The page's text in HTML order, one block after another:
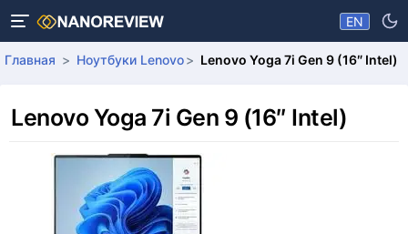
EN
Главная Ноутбуки Lenovo Lenovo Yoga 7i Gen 9 (16″ Intel)
Lenovo Yoga 7i Gen 9 (16″ Intel)